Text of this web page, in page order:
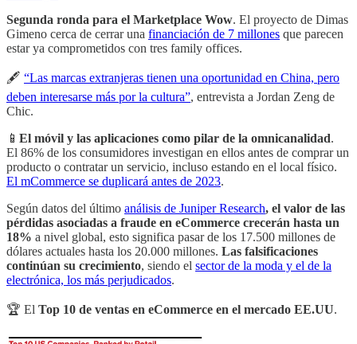
Segunda ronda para el Marketplace Wow. El proyecto de Dimas
Gimeno cerca de cerrar una financiación de 7 millones que parecen
estar ya comprometidos con tres family offices.
🖋 “Las marcas extranjeras tienen una oportunidad en China, pero
deben interesarse más por la cultura”, entrevista a Jordan Zeng de
Chic.
📱 El móvil y las aplicaciones como pilar de la omnicanalidad.
El 86% de los consumidores investigan en ellos antes de comprar un
producto o contratar un servicio, incluso estando en el local físico.
El mCommerce se duplicará antes de 2023.
Según datos del último análisis de Juniper Research, el valor de las
pérdidas asociadas a fraude en eCommerce crecerán hasta un
18% a nivel global, esto significa pasar de los 17.500 millones de
dólares actuales hasta los 20.000 millones. Las falsificaciones
continúan su crecimiento, siendo el sector de la moda y el de la
electrónica, los más perjudicados.
🏆 El Top 10 de ventas en eCommerce en el mercado EE.UU.